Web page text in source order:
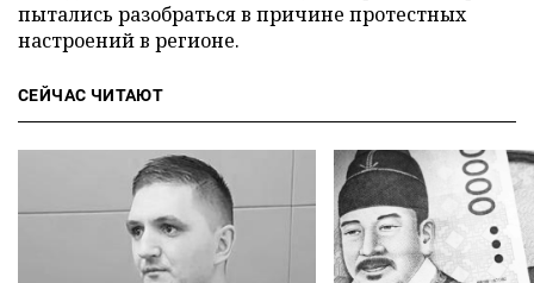
пытались разобраться в причине протестных
настроений в регионе.
СЕЙЧАС ЧИТАЮТ